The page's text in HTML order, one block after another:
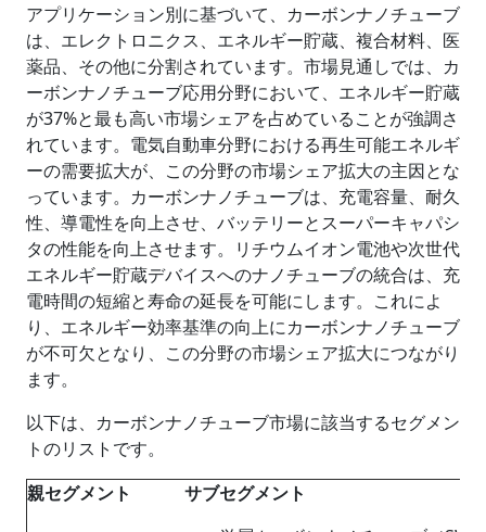
アプリケーション別に基づいて、カーボンナノチューブ
は、エレクトロニクス、エネルギー貯蔵、複合材料、医
薬品、その他に分割されています。市場見通しでは、カ
ーボンナノチューブ応用分野において、エネルギー貯蔵
が37%と最も高い市場シェアを占めていることが強調さ
れています。電気自動車分野における再生可能エネルギ
ーの需要拡大が、この分野の市場シェア拡大の主因とな
っています。カーボンナノチューブは、充電容量、耐久
性、導電性を向上させ、バッテリーとスーパーキャパシ
タの性能を向上させます。リチウムイオン電池や次世代
エネルギー貯蔵デバイスへのナノチューブの統合は、充
電時間の短縮と寿命の延長を可能にします。これによ
り、エネルギー効率基準の向上にカーボンナノチューブ
が不可欠となり、この分野の市場シェア拡大につながり
ます。
以下は、カーボンナノチューブ市場に該当するセグメン
トのリストです。
親セグメント
サブセグメント